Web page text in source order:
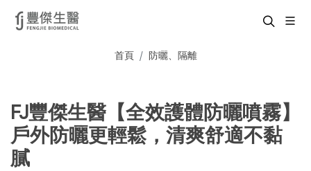
首頁 防曬、隔離
FJ豐傑生醫【全效護體防曬噴霧】
戶外防曬更輕鬆，清爽舒適不黏
膩